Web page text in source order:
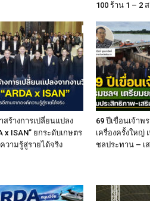
100 ร้าน 1 – 2
สร้างการเปลี่ยนแปลง
x ISAN” ยกระดับเกษตร
วามรู้สู่รายได้จริง
69 ปีเขื่อนเจ้าพ
เครื่องครั้งใหญ่
ชลประทาน – เ